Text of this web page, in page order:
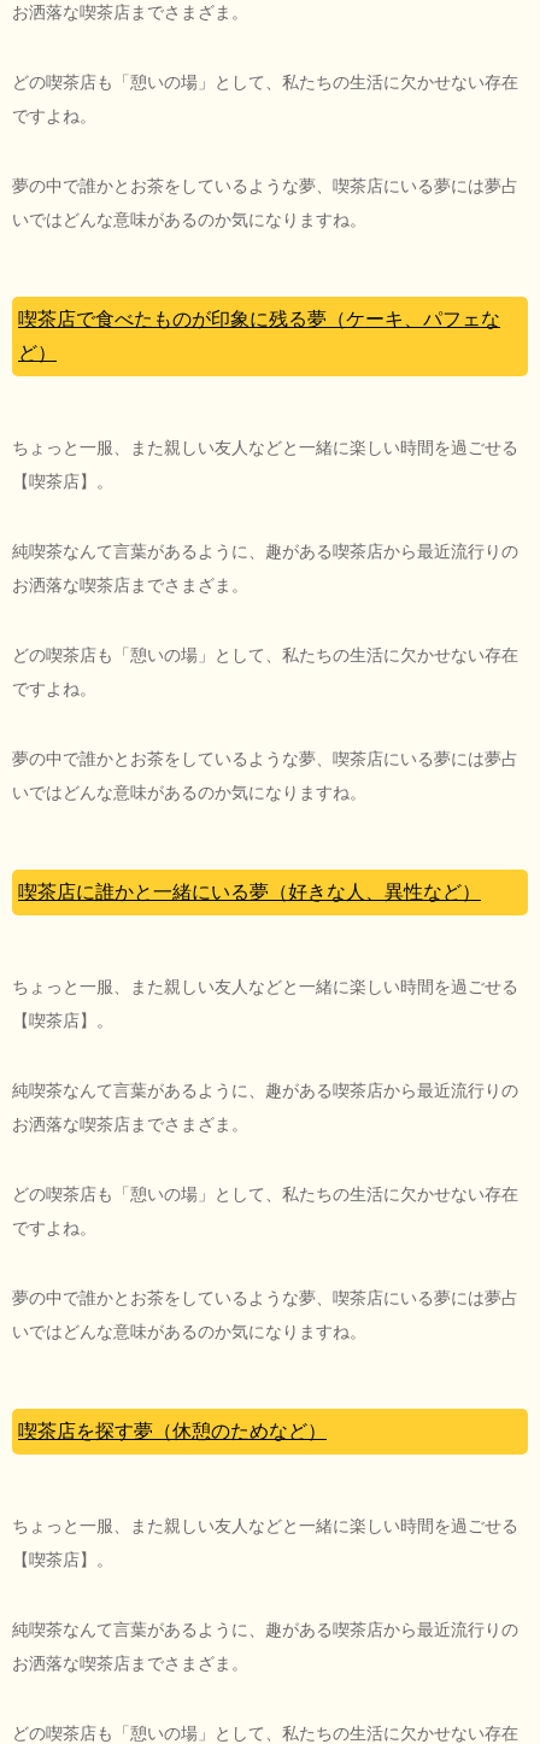
お洒落な喫茶店までさまざま。
どの喫茶店も「憩いの場」として、私たちの生活に欠かせない存在
ですよね。
夢の中で誰かとお茶をしているような夢、喫茶店にいる夢には夢占
いではどんな意味があるのか気になりますね。
喫茶店で食べたものが印象に残る夢（ケーキ、パフェな
ど）
ちょっと一服、また親しい友人などと一緒に楽しい時間を過ごせる
【喫茶店】。
純喫茶なんて言葉があるように、趣がある喫茶店から最近流行りの
お洒落な喫茶店までさまざま。
どの喫茶店も「憩いの場」として、私たちの生活に欠かせない存在
ですよね。
夢の中で誰かとお茶をしているような夢、喫茶店にいる夢には夢占
いではどんな意味があるのか気になりますね。
喫茶店に誰かと一緒にいる夢（好きな人、異性など）
ちょっと一服、また親しい友人などと一緒に楽しい時間を過ごせる
【喫茶店】。
純喫茶なんて言葉があるように、趣がある喫茶店から最近流行りの
お洒落な喫茶店までさまざま。
どの喫茶店も「憩いの場」として、私たちの生活に欠かせない存在
ですよね。
夢の中で誰かとお茶をしているような夢、喫茶店にいる夢には夢占
いではどんな意味があるのか気になりますね。
喫茶店を探す夢（休憩のためなど）
ちょっと一服、また親しい友人などと一緒に楽しい時間を過ごせる
【喫茶店】。
純喫茶なんて言葉があるように、趣がある喫茶店から最近流行りの
お洒落な喫茶店までさまざま。
どの喫茶店も「憩いの場」として、私たちの生活に欠かせない存在